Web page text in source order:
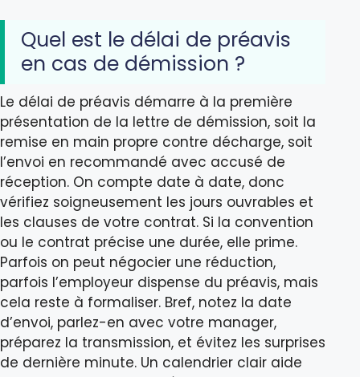
Quel est le délai de préavis
en cas de démission ?
Le délai de préavis démarre à la première
présentation de la lettre de démission, soit la
remise en main propre contre décharge, soit
l’envoi en recommandé avec accusé de
réception. On compte date à date, donc
vérifiez soigneusement les jours ouvrables et
les clauses de votre contrat. Si la convention
ou le contrat précise une durée, elle prime.
Parfois on peut négocier une réduction,
parfois l’employeur dispense du préavis, mais
cela reste à formaliser. Bref, notez la date
d’envoi, parlez-en avec votre manager,
préparez la transmission, et évitez les surprises
de dernière minute. Un calendrier clair aide